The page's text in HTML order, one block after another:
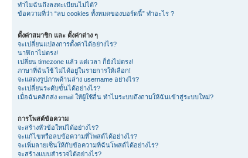
ทำไมฉันถึงลงทะเบียนไม่ได้?
ข้อความที่ว่า “ลบ cookies ทั้งหมดของบอร์ดนี้” ทำอะไร ?
ตั้งค่าสมาชิก และ ตั้งค่าต่าง ๆ
จะเปลี่ยนแปลงการตั้งค่าได้อย่างไร?
นาฬิกาไม่ตรง!
เปลี่ยน timezone แล้ว แต่เวลา ก็ยังไม่ตรง!
ภาษาที่ฉันใช้ ไม่ได้อยู่ในรายการให้เลือก!
จะแสดงรูปภาพด้านล่าง username อย่างไร?
จะเปลี่ยนระดับขั้นได้อย่างไร?
เมื่อฉันคลิกส่ง email ให้ผู้ใช้อื่น ทำไมระบบถึงถามให้ฉันเข้าสู่ระบบใหม่?
การโพสต์ข้อความ
จะสร้างหัวข้อใหม่ได้อย่างไร?
จะแก้ไขหรือลบข้อความที่โพสต์ได้อย่างไร?
จะเพิ่มลายเซ็นให้กับข้อความที่ฉันโพสต์ได้อย่างไร?
จะสร้างแบบสำรวจได้อย่างไร?